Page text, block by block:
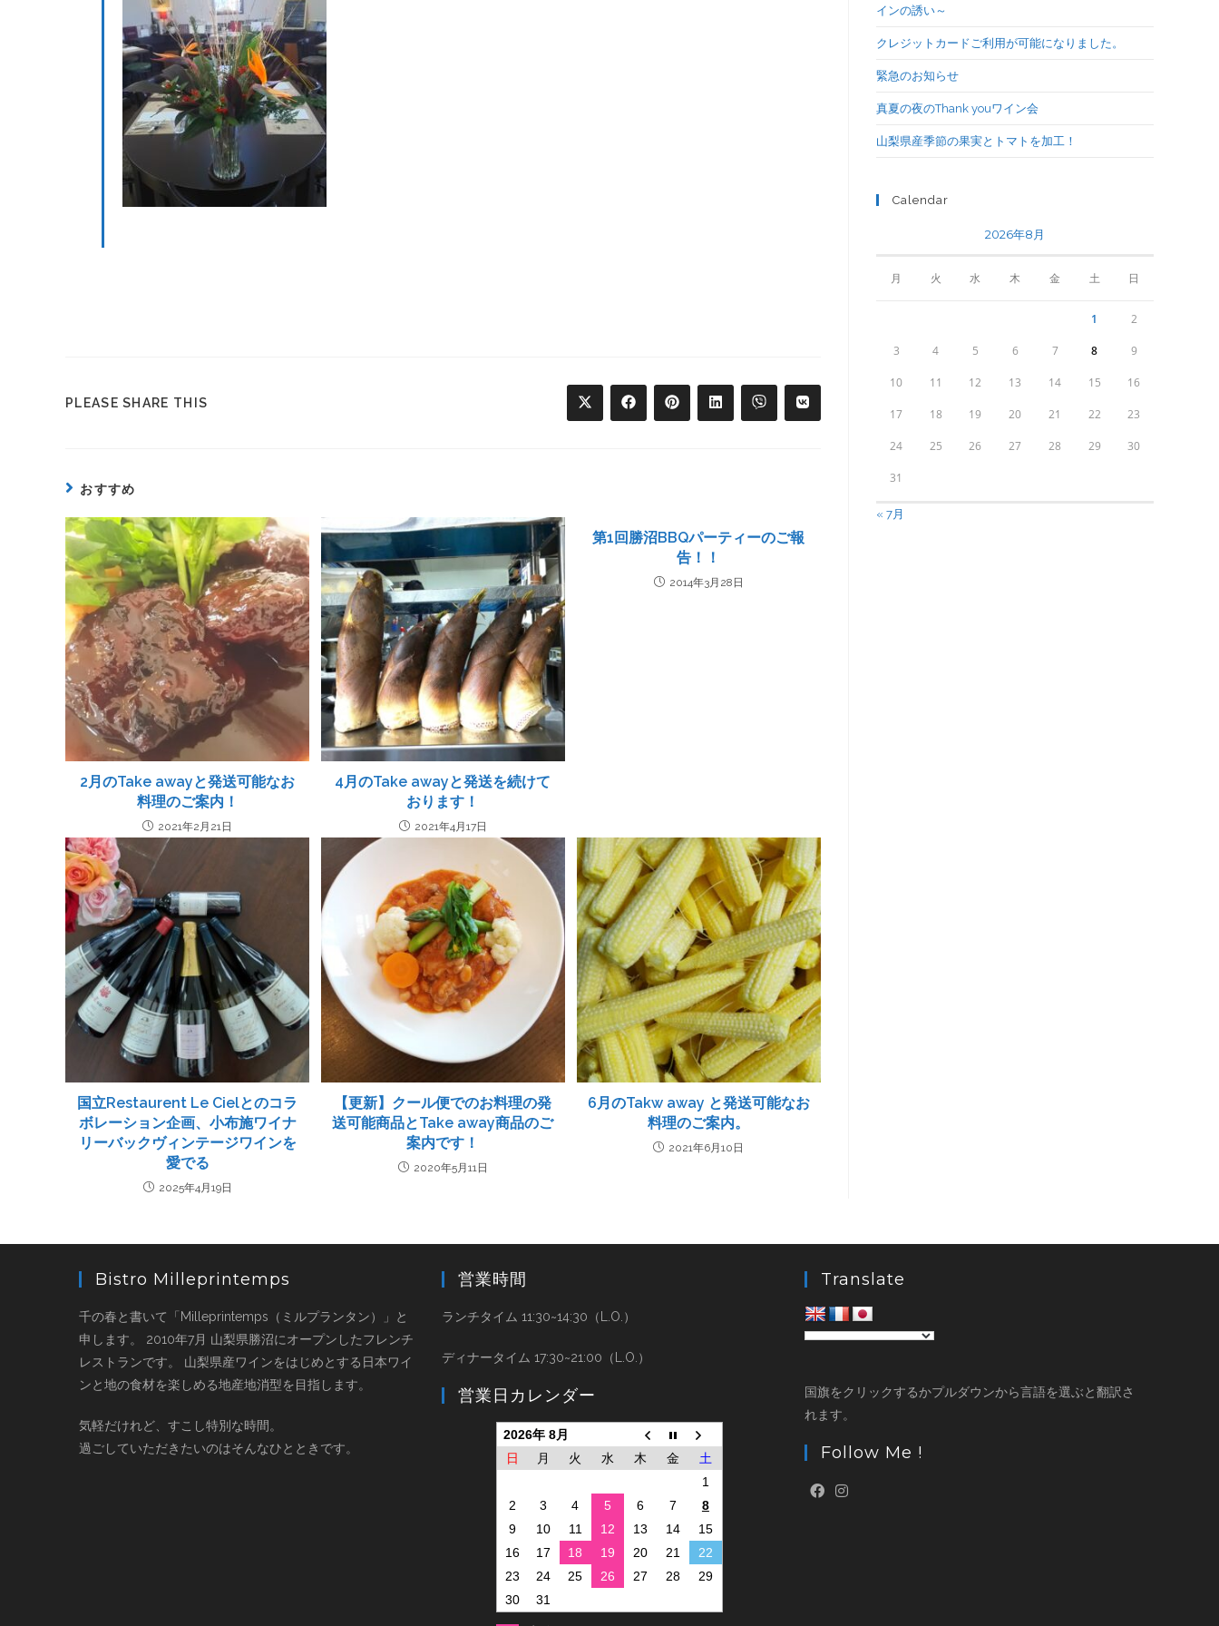
PLEASE SHARE THIS
おすすめ
2月のTake awayと発送可能なお
料理のご案内！
2021年2月21日
4月のTake awayと発送を続けて
おります！
2021年4月17日
第1回勝沼BBQパーティーのご報
告！！
2014年3月28日
国立Restaurent Le Cielとのコラ
ボレーション企画、小布施ワイナ
リーバックヴィンテージワインを
愛でる
2025年4月19日
【更新】クール便でのお料理の発
送可能商品とTake away商品のご
案内です！
2020年5月11日
6月のTakw away と発送可能なお
料理のご案内。
2021年6月10日
インの誘い～
クレジットカードご利用が可能になりました。
緊急のお知らせ
真夏の夜のThank youワイン会
山梨県産季節の果実とトマトを加工！
Calendar
2026年8月
月 火 水 木 金 土 日
1 2
3 4 5 6 7 8 9
10 11 12 13 14 15 16
17 18 19 20 21 22 23
24 25 26 27 28 29 30
31
« 7月
Bistro Milleprintemps
千の春と書いて「Milleprintemps（ミルプランタン）」と
申します。 2010年7月 山梨県勝沼にオープンしたフレンチ
レストランです。 山梨県産ワインをはじめとする日本ワイ
ンと地の食材を楽しめる地産地消型を目指します。
気軽だけれど、すこし特別な時間。
過ごしていただきたいのはそんなひとときです。
営業時間
ランチタイム 11:30~14:30（L.O.）
ディナータイム 17:30~21:00（L.O.）
営業日カレンダー
2026年 8月
日
月 火 水 木 金
土
1
2
3 4 5 6 7
8
9
10 11 12 13 14
15
16
17 18 19 20 21
22
23
24 25 26 27 28
29
30
31
Translate
国旗をクリックするかプルダウンから言語を選ぶと翻訳さ
れます。
Follow Me !